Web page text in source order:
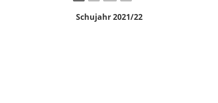
Schujahr 2021/22